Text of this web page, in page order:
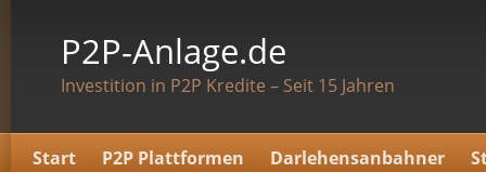
P2P-Anlage.de
Investition in P2P Kredite – Seit 15 Jahren
Start P2P Plattformen Darlehensanbahner